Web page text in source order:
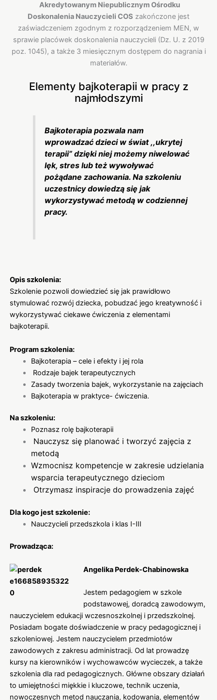
Akredytowanym Niepublicznym Ośrodku
Doskonalenia Nauczycieli COS zakończone jest
zaświadczeniem zgodnym z rozporządzeniem MEN, w
sprawie placówek doskonalenia nauczycieli (Dz. U. z 2019
poz. 1045), a także 3 miesięcznym dostępem do nagrania i
materiałów.
Elementy bajkoterapii w pracy z
najmłodszymi
Bajkoterapia pozwala nam
wprowadzać dzieci w świat ,,ukrytej
terapii” dzięki niej możemy niwelować
lęk, stres lub też wywoływać
pożądane zachowania. Na szkoleniu
uczestnicy dowiedzą się jak
wykorzystywać metodą w codziennej
pracy.
Opis szkolenia:
Szkolenie pozwoli dowiedzieć się jak prawidłowo
stymulować rozwój dziecka, pobudzać jego kreatywność i
wykorzystywać ciekawe ćwiczenia z elementami
bajkoterapii.
Program szkolenia:
Bajkoterapia – cele i efekty i jej rola
Rodzaje bajek terapeutycznych
Zasady tworzenia bajek, wykorzystanie na zajęciach
Bajkoterapia w praktyce- ćwiczenia.
Na szkoleniu:
Poznasz rolę bajkoterapii
Nauczysz się planować i tworzyć zajęcia z
metodą
Wzmocnisz kompetencje w zakresie udzielania
wsparcia terapeutycznego dzieciom
Otrzymasz inspiracje do prowadzenia zajęć
Dla kogo jest szkolenie:
Nauczycieli przedszkola i klas I-III
Prowadząca:
Angelika Perdek-Chabinowska
Jestem pedagogiem w szkole
podstawowej, doradcą zawodowym,
nauczycielem edukacji wczesnoszkolnej i przedszkolnej.
Posiadam bogate doświadczenie w pracy pedagogicznej i
szkoleniowej. Jestem nauczycielem przedmiotów
zawodowych z zakresu administracji. Od lat prowadzę
kursy na kierowników i wychowawców wycieczek, a także
szkolenia dla rad pedagogicznych. Główne obszary działań
to umiejętności miękkie i kluczowe, technik uczenia,
nowoczesnych metod nauczania, kodowania, elementów